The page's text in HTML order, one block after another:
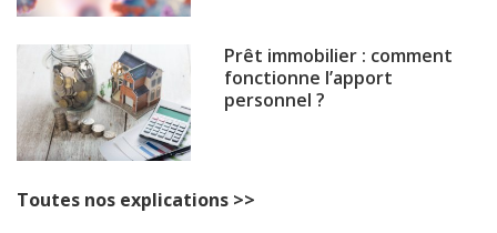
Prêt immobilier : comment
fonctionne l’apport
personnel ?
Toutes nos explications >>